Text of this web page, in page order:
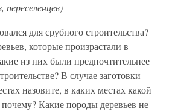
для срубного строительства?
которые произрастали в
из них были предпочтительнее
В случае заготовки
назовите, в каких местах какой
почему? Какие породы деревьев не